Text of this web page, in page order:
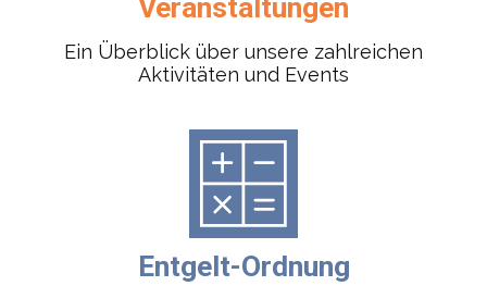
Veranstaltungen
Ein Überblick über unsere zahlreichen
Aktivitäten und Events
Entgelt-Ordnung